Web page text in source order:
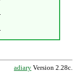
adiary Version 2.28c.